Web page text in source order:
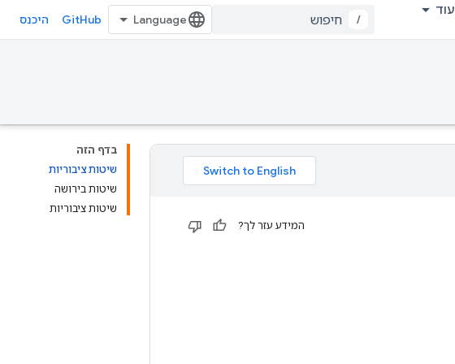
עוד
/
GitHub היכנס
בדף הזה
שיטות ציבוריות
שיטות בירושה
שיטות ציבוריות
המידע עזר לך?